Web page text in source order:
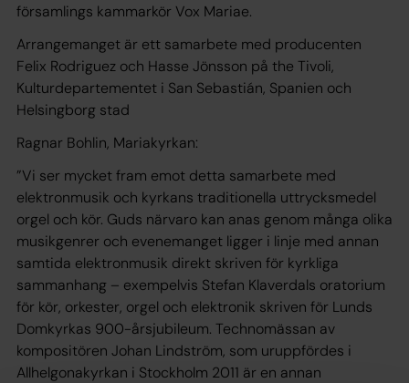
församlings kammarkör Vox Mariae.
Arrangemanget är ett samarbete med producenten
Felix Rodriguez och Hasse Jönsson på the Tivoli,
Kulturdepartementet i San Sebastián, Spanien och
Helsingborg stad
Ragnar Bohlin, Mariakyrkan:
”Vi ser mycket fram emot detta samarbete med
elektronmusik och kyrkans traditionella uttrycksmedel
orgel och kör. Guds närvaro kan anas genom många olika
musikgenrer och evenemanget ligger i linje med annan
samtida elektronmusik direkt skriven för kyrkliga
sammanhang – exempelvis Stefan Klaverdals oratorium
för kör, orkester, orgel och elektronik skriven för Lunds
Domkyrkas 900-årsjubileum. Technomässan av
kompositören Johan Lindström, som uruppfördes i
Allhelgonakyrkan i Stockholm 2011 är en annan